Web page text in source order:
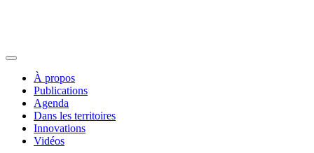
À propos
Publications
Agenda
Dans les territoires
Innovations
Vidéos